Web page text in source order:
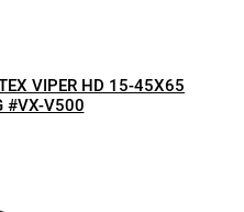
VIPER HD 15-45X65
#VX-V500